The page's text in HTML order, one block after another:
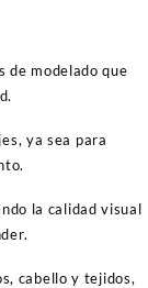
de modelado que
ya sea para
la calidad visual
cabello y tejidos,